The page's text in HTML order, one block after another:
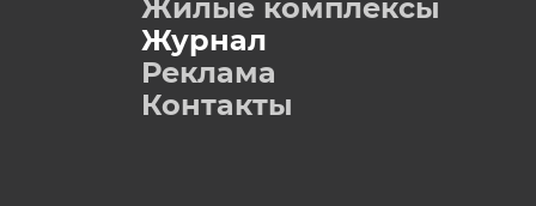
Жилые комплексы
Журнал
Реклама
Контакты